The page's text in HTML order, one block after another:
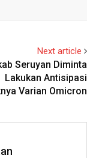
Next article
Seruyan Diminta
Lakukan Antisipasi
Varian Omicron